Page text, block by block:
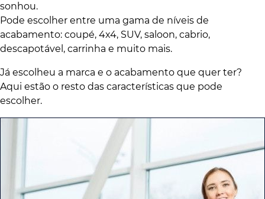
sonhou.
Pode escolher entre uma gama de níveis de
acabamento: coupé, 4x4, SUV, saloon, cabrio,
descapotável, carrinha e muito mais.
Já escolheu a marca e o acabamento que quer ter?
Aqui estão o resto das características que pode
escolher.